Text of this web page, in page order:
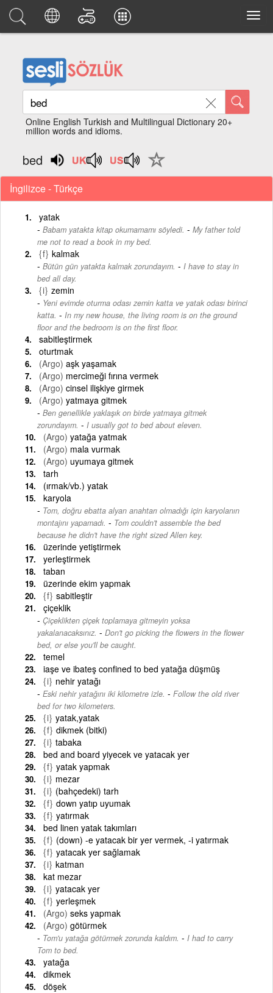
Online English Turkish and Multilingual Dictionary 20+
million words and idioms.
bed
İngilizce - Türkçe
yatak
Babam yatakta kitap okumamamı söyledi. - My father told
me not to read a book in my bed.
{f} kalmak
Bütün gün yatakta kalmak zorundayım. - I have to stay in
bed all day.
{i} zemin
Yeni evimde oturma odası zemin katta ve yatak odası birinci
katta. - In my new house, the living room is on the ground
floor and the bedroom is on the first floor.
sabitleştirmek
oturtmak
(Argo) aşk yaşamak
(Argo) mercimeği fırına vermek
(Argo) cinsel ilişkiye girmek
(Argo) yatmaya gitmek
Ben genellikle yaklaşık on birde yatmaya gitmek
zorundayım. - I usually got to bed about eleven.
(Argo) yatağa yatmak
(Argo) mala vurmak
(Argo) uyumaya gitmek
tarh
(ırmak/vb.) yatak
karyola
Tom, doğru ebatta alyan anahtarı olmadığı için karyolanın
montajını yapamadı. - Tom couldn't assemble the bed
because he didn't have the right sized Allen key.
üzerinde yetiştirmek
yerleştirmek
taban
üzerinde ekim yapmak
{f} sabitleştir
çiçeklik
Çiçeklikten çiçek toplamaya gitmeyin yoksa
yakalanacaksınız. - Don't go picking the flowers in the flower
bed, or else you'll be caught.
temel
iaşe ve ibateş confined to bed yatağa düşmüş
{i} nehir yatağı
Eski nehir yatağını iki kilometre izle. - Follow the old river
bed for two kilometers.
{i} yatak,yatak
{f} dikmek (bitki)
{i} tabaka
bed and board yiyecek ve yatacak yer
{f} yatak yapmak
{i} mezar
{i} (bahçedeki) tarh
{f} down yatıp uyumak
{f} yatırmak
bed linen yatak takımları
{f} (down) -e yatacak bir yer vermek, -i yatırmak
{f} yatacak yer sağlamak
{i} katman
kat mezar
{i} yatacak yer
{f} yerleşmek
(Argo) seks yapmak
(Argo) götürmek
Tom'u yatağa götürmek zorunda kaldım. - I had to carry
Tom to bed.
yatağa
dikmek
döşek